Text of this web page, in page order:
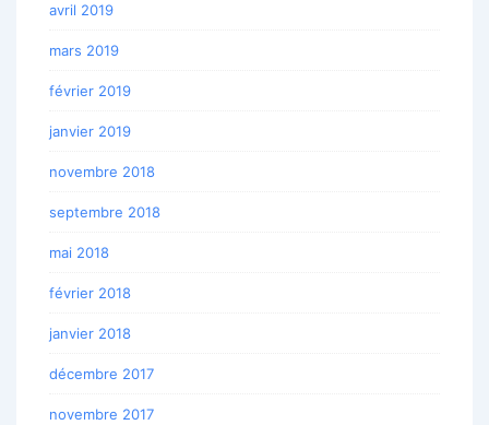
avril 2019
mars 2019
février 2019
janvier 2019
novembre 2018
septembre 2018
mai 2018
février 2018
janvier 2018
décembre 2017
novembre 2017